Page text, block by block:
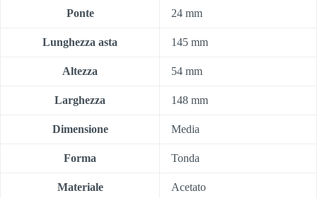
Ponte 24 mm
Lunghezza asta 145 mm
Altezza 54 mm
Larghezza 148 mm
Dimensione Media
Forma Tonda
Materiale Acetato